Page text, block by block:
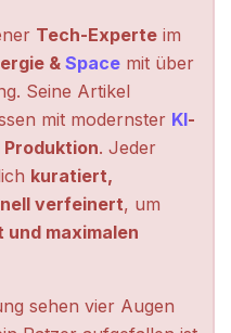
Tech-Experte im
& Space mit über
Seine Artikel
mit modernster KI-
. Jeder
kuratiert,
verfeinert, um
maximalen
sehen vier Augen